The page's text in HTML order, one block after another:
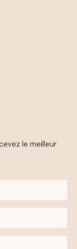
le meilleur